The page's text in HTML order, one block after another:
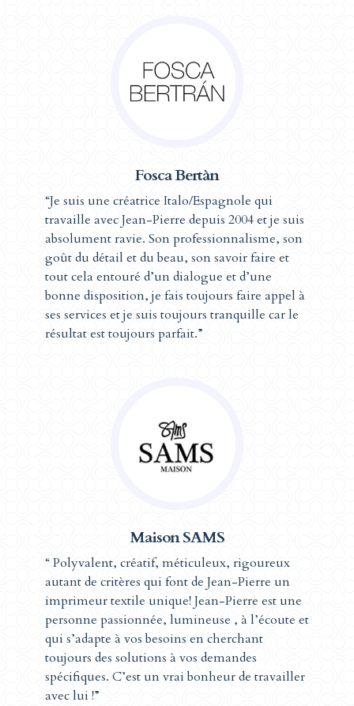
Fosca Bertàn
“Je suis une créatrice Italo/Espagnole qui
travaille avec Jean-Pierre depuis 2004 et je suis
absolument ravie. Son professionnalisme, son
goût du détail et du beau, son savoir faire et
tout cela entouré d’un dialogue et d’une
bonne disposition, je fais toujours faire appel à
ses services et je suis toujours tranquille car le
résultat est toujours parfait.”
Maison SAMS
“ Polyvalent, créatif, méticuleux, rigoureux
autant de critères qui font de Jean-Pierre un
imprimeur textile unique! Jean-Pierre est une
personne passionnée, lumineuse , à l’écoute et
qui s’adapte à vos besoins en cherchant
toujours des solutions à vos demandes
spécifiques. C’est un vrai bonheur de travailler
avec lui !”